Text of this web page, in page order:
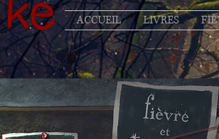
ACCUEIL LIVRES